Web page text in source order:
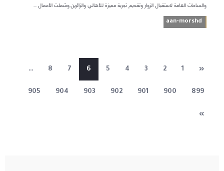
والساحات العامة لاستقبال الزوار وتقديم تجربة مميزة للأهالي والزائرين.وشملت الأعمال ...
aan-morshd
«
1
2
3
4
5
6
7
8
…
899
900
901
902
903
904
905
»